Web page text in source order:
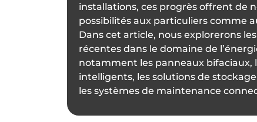
installations, ces progrès offrent de
possibilités aux particuliers comme
Dans cet article, nous explorerons
récentes dans le domaine de
notamment les panneaux bifaciaux,
intelligents, les solutions de
les systèmes de maintenance